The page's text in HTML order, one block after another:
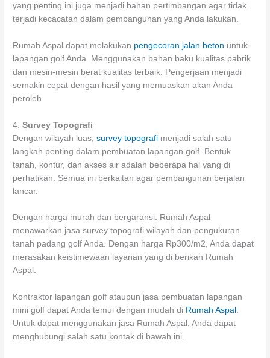
yang penting ini juga menjadi bahan pertimbangan agar tidak
terjadi kecacatan dalam pembangunan yang Anda lakukan.
Rumah Aspal dapat melakukan pengecoran jalan beton untuk
lapangan golf Anda. Menggunakan bahan baku kualitas pabrik
dan mesin-mesin berat kualitas terbaik. Pengerjaan menjadi
semakin cepat dengan hasil yang memuaskan akan Anda
peroleh.
4.Survey Topografi
Dengan wilayah luas,survey topografi menjadi salah satu
langkah penting dalam pembuatan lapangan golf. Bentuk
tanah, kontur, dan akses air adalah beberapa hal yang di
perhatikan. Semua ini berkaitan agar pembangunan berjalan
lancar.
Dengan harga murah dan bergaransi. Rumah Aspal
menawarkan jasa survey topografi wilayah dan pengukuran
tanah padang golf Anda. Dengan harga Rp300/m2, Anda dapat
merasakan keistimewaan layanan yang di berikan Rumah
Aspal.
Kontraktor lapangan golf ataupun jasa pembuatan lapangan
mini golf dapat Anda temui dengan mudah di Rumah Aspal .
Untuk dapat menggunakan jasa Rumah Aspal, Anda dapat
menghubungi salah satu kontak di bawah ini.